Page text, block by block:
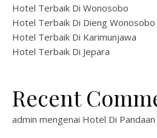
Hotel Terbaik Di Wonosobo
Hotel Terbaik Di Dieng Wonosobo
Hotel Terbaik Di Karimunjawa
Hotel Terbaik Di Jepara
Recent
admin mengenai Hotel Di